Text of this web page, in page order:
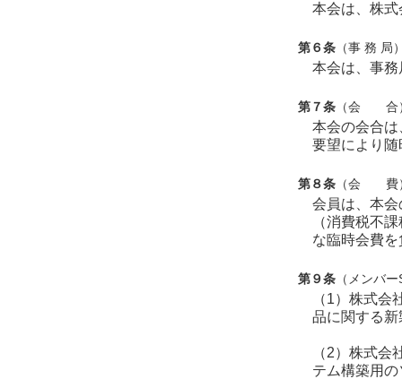
本会は、株
第６条 （事 務 局
本会は、事
第７条 （会 合
本会の会合
要望により
第８条 （会 費
会員は、本
（消費税不
な臨時会費
第９条 （メンバ
（1）株式
品に関する
（2）株式
テム構築用